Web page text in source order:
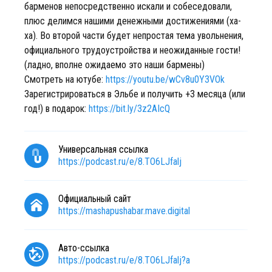
барменов непосредственно искали и собеседовали,
плюс делимся нашими денежными достижениями (ха-
ха). Во второй части будет непростая тема увольнения,
официального трудоустройства и неожиданные гости!
(ладно, вполне ожидаемо это наши бармены)
Смотреть на ютубе: https://youtu.be/wCv8u0Y3VOk
Зарегистрироваться в Эльбе и получить +3 месяца (или
год!) в подарок: https://bit.ly/3z2AIcQ
Универсальная ссылка
https://podcast.ru/e/8.TO6LJfalj
Официальный сайт
https://mashapushabar.mave.digital
Авто-ссылка
https://podcast.ru/e/8.TO6LJfalj?a